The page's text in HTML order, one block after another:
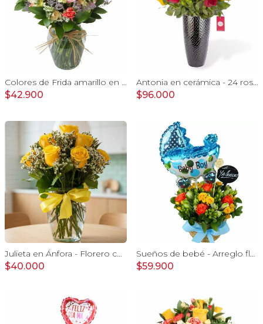
Colores de Frida amarillo en florero - Ánfora con rosas, claveles, estate y limonium
$42.900
Antonia en cerámica - 24 rosas rojo y amarillo e hypericum
$96.000
Julieta en Ánfora - Florero con 10 rosas amarillas y limonium
$40.000
Sueños de bebé - Arreglo floral para nacimiento de niño en canasto con globo y pizarra
$59.900